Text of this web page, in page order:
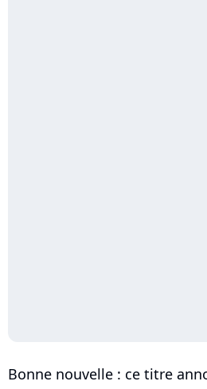
Bonne nouvelle : ce titre